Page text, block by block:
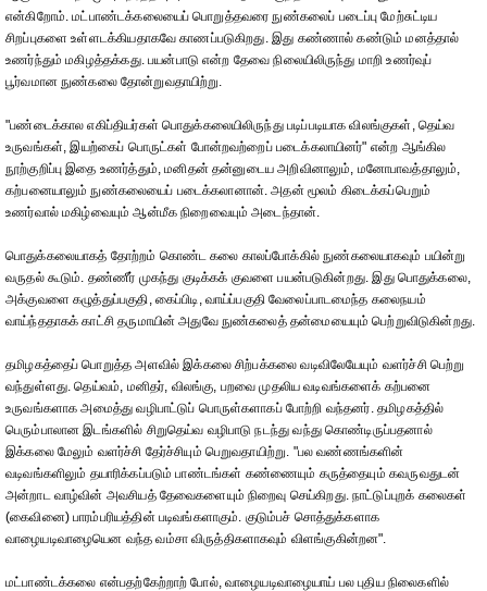
என்கிறோம். மட்பாண்டக்கலையைப் பொறுத்தவரை நுண்கலைப் படைப்பு மேற்சுட்டிய
சிறப்புகளை உள்ளடக்கியதாகவே காணப்படுகிறது. இது கண்ணால் கண்டும் மனத்தால்
உணர்ந்தும் மகிழத்தக்கது. பயன்பாடு என்ற தேவை நிலையிலிருந்து மாறி உணர்வுப்
பூர்வமான நுண்கலை தோன்றுவதாயிற்று.
"பண்டைக்கால எகிப்தியர்கள் பொதுக்கலையிலிருந்து படிப்படியாக விலங்குகள், தெய்வ
உருவங்கள், இயற்கைப் பொருட்கள் போன்றவற்றைப் படைக்கலாயினர்" என்ற ஆங்கில
நூற்குறிப்பு இதை உணர்த்தும், மனிதன் தன்னுடைய அறிவினாலும், மனோபாவத்தாலும்,
கற்பனையாலும் நுண்கலையைப் படைக்கலானான். அதன் மூலம் கிடைக்கப்பெறும்
உணர்வால் மகிழ்வையும் ஆன்மீக நிறைவையும் அடைந்தான்.
பொதுக்கலையாகத் தோற்றம் கொண்ட கலை காலப்போக்கில் நுண்கலையாகவும் பயின்று
வருதல் கூடும். தண்ணீர் முகந்து குடிக்கக் குவளை பயன்படுகின்றது. இது பொதுக்கலை,
அக்குவளை கழுத்துப்பகுதி, கைப்பிடி, வாய்ப்பகுதி வேலைப்பாடமைந்த கலைநயம்
வாய்ந்ததாகக் காட்சி தருமாயின் அதுவே நுண்கலைத் தன்மையையும் பெற்றுவிடுகின்றது.
தமிழகத்தைப் பொறுத்த அளவில் இக்கலை சிற்பக்கலை வடிவிலேயேயும் வளர்ச்சி பெற்று
வந்துள்ளது. தெய்வம், மனிதர், விலங்கு, பறவை முதலிய வடிவங்களைக் கற்பனை
உருவங்களாக அமைத்து வழிபாட்டுப் பொருள்களாகப் போற்றி வந்தனர். தமிழகத்தில்
பெரும்பாலான இடங்களில் சிறுதெய்வ வழிபாடு நடந்து வந்து கொண்டிருப்பதனால்
இக்கலை மேலும் வளர்ச்சி தேர்ச்சியும் பெறுவதாயிற்று. "பல வண்ணங்களின்
வடிவங்களிலும் தயாரிக்கப்படும் பாண்டங்கள் கண்ணையும் கருத்தையும் கவருவதுடன்
அன்றாட வாழ்வின் அவசியத் தேவைகளையும் நிறைவு செய்கிறது. நாட்டுப்புறக் கலைகள்
(கைவினை) பாரம்பரியத்தின் படிவங்களாகும். குடும்பச் சொத்துக்களாக
வாழையடிவாழையென வந்த வம்சா விருத்திகளாகவும் விளங்குகின்றன".
மட்பாண்டக்கலை என்பதற்கேற்றாற் போல், வாழையடிவாழையாய் பல புதிய நிலைகளில்